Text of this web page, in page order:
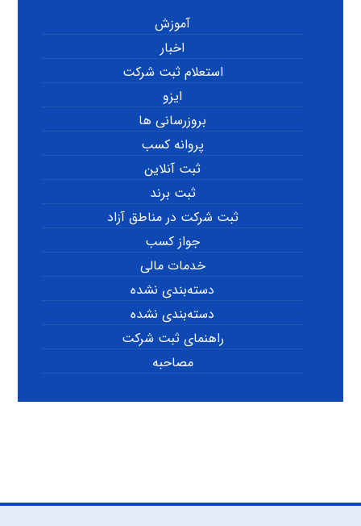
آموزش
اخبار
استعلام ثبت شرکت
ایزو
بروزرسانی ها
پروانه کسب
ثبت آنلاین
ثبت برند
ثبت شرکت در مناطق آزاد
جواز کسب
خدمات مالی
دسته‌بندی نشده
دسته‌بندی نشده
راهنمای ثبت شرکت
مصاحبه